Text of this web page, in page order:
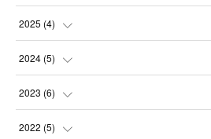
( )
2025 (4)
( )
( )
(
2024 (5)
( )
( )
2023 (6)
( )
2022 (5)